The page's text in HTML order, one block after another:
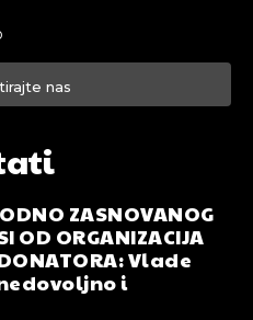
nas
ZASNOVANOG
OD ORGANIZACIJA
Vlade
i